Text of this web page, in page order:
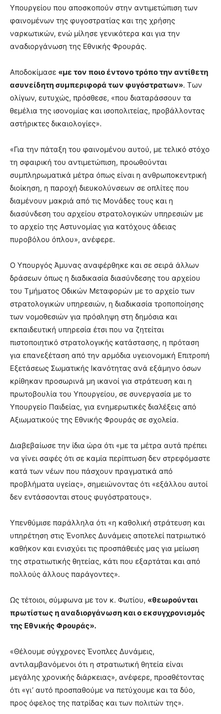
Υπουργείου που αποσκοπούν στην αντιμετώπιση των
φαινομένων της φυγοστρατίας και της χρήσης
ναρκωτικών, ενώ μίλησε γενικότερα και για την
αναδιοργάνωση της Εθνικής Φρουράς.
Αποδοκίμασε «με τον ποιο έντονο τρόπο την αντίθετη
ασυνείδητη συμπεριφορά των φυγόστρατων». Των
ολίγων, ευτυχώς, πρόσθεσε, «που διαταράσσουν τα
θεμέλια της ισονομίας και ισοπολιτείας, προβάλλοντας
αστήρικτες δικαιολογίες».
«Για την πάταξη του φαινομένου αυτού, με τελικό στόχο
τη σφαιρική του αντιμετώπιση, προωθούνται
συμπληρωματικά μέτρα όπως είναι η ανθρωποκεντρική
διοίκηση, η παροχή διευκολύνσεων σε οπλίτες που
διαμένουν μακριά από τις Μονάδες τους και η
διασύνδεση του αρχείου στρατολογικών υπηρεσιών με
το αρχείο της Αστυνομίας για κατόχους άδειας
πυροβόλου όπλου», ανέφερε.
Ο Υπουργός Άμυνας αναφέρθηκε και σε σειρά άλλων
δράσεων όπως η διαδικασία διασύνδεσης του αρχείου
του Τμήματος Οδικών Μεταφορών με το αρχείο των
στρατολογικών υπηρεσιών, η διαδικασία τροποποίησης
των νομοθεσιών για πρόσληψη στη δημόσια και
εκπαιδευτική υπηρεσία έτσι που να ζητείται
πιστοποιητικό στρατολογικής κατάστασης, η πρόταση
για επανεξέταση από την αρμόδια υγειονομική Επιτροπή
Εξετάσεως Σωματικής Ικανότητας ανά εξάμηνο όσων
κρίθηκαν προσωρινά μη ικανοί για στράτευση και η
πρωτοβουλία του Υπουργείου, σε συνεργασία με το
Υπουργείο Παιδείας, για ενημερωτικές διαλέξεις από
Αξιωματικούς της Εθνικής Φρουράς σε σχολεία.
Διαβεβαίωσε την ίδια ώρα ότι «με τα μέτρα αυτά πρέπει
να γίνει σαφές ότι σε καμία περίπτωση δεν στρεφόμαστε
κατά των νέων που πάσχουν πραγματικά από
προβλήματα υγείας», σημειώνοντας ότι «εξάλλου αυτοί
δεν εντάσσονται στους φυγόστρατους».
Υπενθύμισε παράλληλα ότι «η καθολική στράτευση και
υπηρέτηση στις Ένοπλες Δυνάμεις αποτελεί πατριωτικό
καθήκον και ενισχύει τις προσπάθειές μας για μείωση
της στρατιωτικής θητείας, κάτι που εξαρτάται και από
πολλούς άλλους παράγοντες».
Ως τέτοιοι, σύμφωνα με τον κ. Φωτίου, «θεωρούνται
πρωτίστως η αναδιοργάνωση και ο εκσυγχρονισμός
της Εθνικής Φρουράς».
«Θέλουμε σύγχρονες Ένοπλες Δυνάμεις,
αντιλαμβανόμενοι ότι η στρατιωτική θητεία είναι
μεγάλης χρονικής διάρκειας», ανέφερε, προσθέτοντας
ότι «γι’ αυτό προσπαθούμε να πετύχουμε και τα δύο,
προς όφελος της πατρίδας και των πολιτών της».